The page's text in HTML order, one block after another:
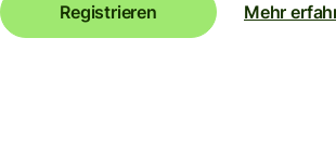
Registrieren Mehr